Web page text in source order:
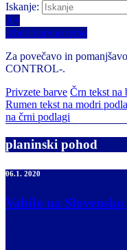
Iskanje:
A+
Izberi barvno temo
Za povečavo in
CONTROL-.
Privzete barve Črn tekst na
Rumen tekst na modri
na črni podlagi
planinski pohod
06.1. 2020
Vabilo na